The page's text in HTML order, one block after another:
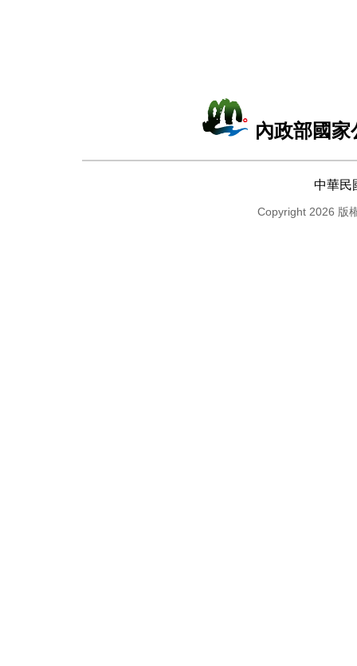
內政部國
中華民
Copyright 2026 版